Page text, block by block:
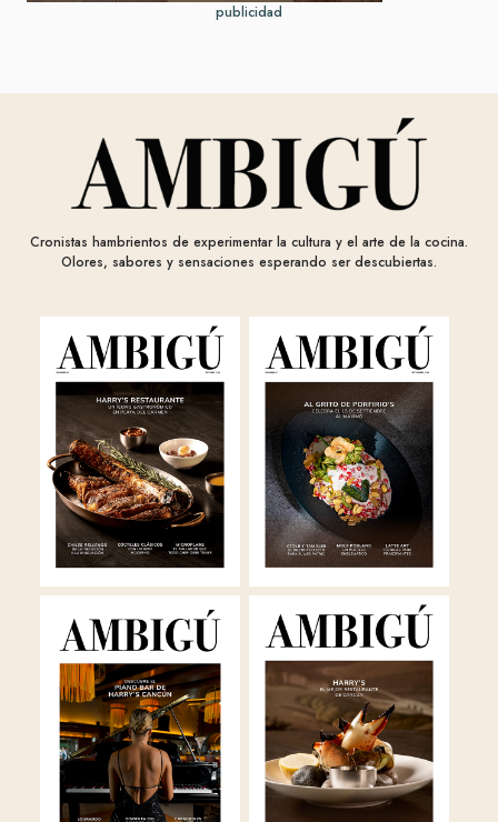
publicidad
Cronistas hambrientos de experimentar la cultura y el arte de la cocina.
Olores, sabores y sensaciones esperando ser descubiertas.